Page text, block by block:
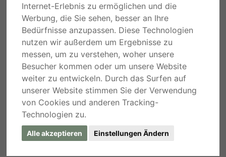
Internet-Erlebnis zu ermöglichen und die
Werbung, die Sie sehen, besser an Ihre
Bedürfnisse anzupassen. Diese Technologien
nutzen wir außerdem um Ergebnisse zu
messen, um zu verstehen, woher unsere
Besucher kommen oder um unsere Website
weiter zu entwickeln. Durch das Surfen auf
unserer Website stimmen Sie der Verwendung
von Cookies und anderen Tracking-
Technologien zu.
Alle akzeptieren Einstellungen Ändern